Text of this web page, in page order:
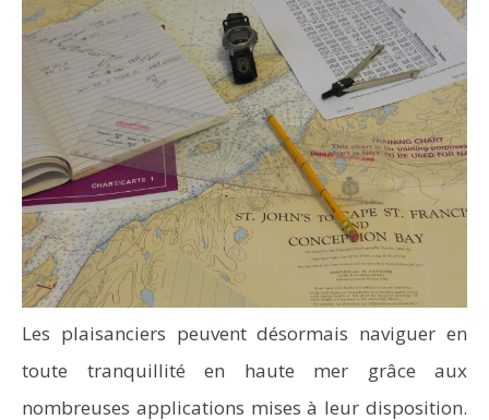
Les plaisanciers peuvent désormais naviguer en
toute tranquillité en haute mer grâce aux
nombreuses applications mises à leur disposition.